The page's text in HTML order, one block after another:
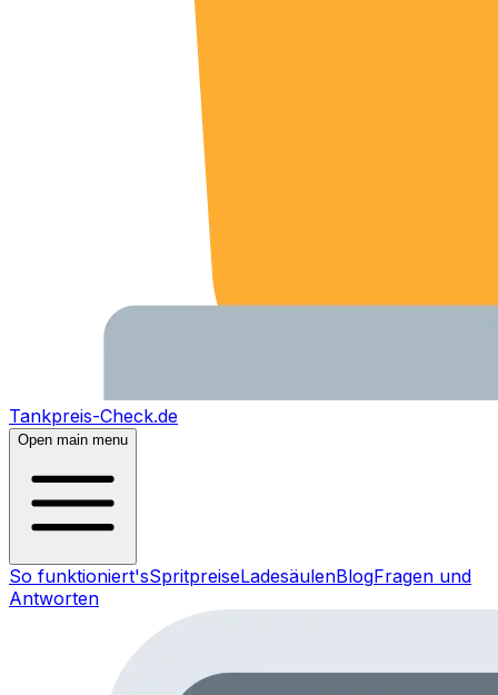
Tankpreis-Check.de
Open main menu
So funktioniert'sSpritpreiseLadesäulenBlogFragen und
Antworten